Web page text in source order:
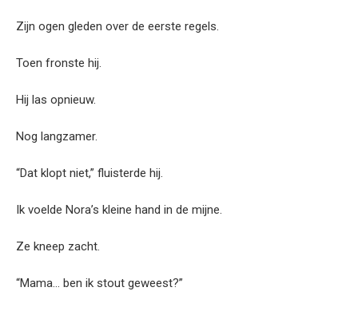
Zijn ogen gleden over de eerste regels.
Toen fronste hij.
Hij las opnieuw.
Nog langzamer.
“Dat klopt niet,” fluisterde hij.
Ik voelde Nora’s kleine hand in de mijne.
Ze kneep zacht.
“Mama… ben ik stout geweest?”